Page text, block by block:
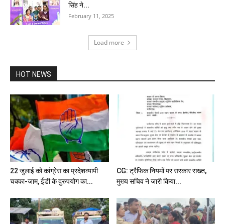
सिंह ने...
February 11, 2025
Load more
HOT NEWS
22 जुलाई को कांग्रेस का प्रदेशव्यापी
चक्का-जाम, ईडी के दुरुपयोग का...
CG: ट्रैफिक नियमों पर सरकार सख्त,
मुख्य सचिव ने जारी किया...